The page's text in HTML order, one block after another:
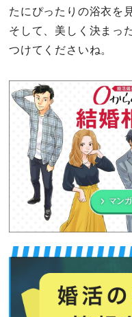
たにぴったりの浴衣を
そして、美しく決まっ
つけてくださいね。